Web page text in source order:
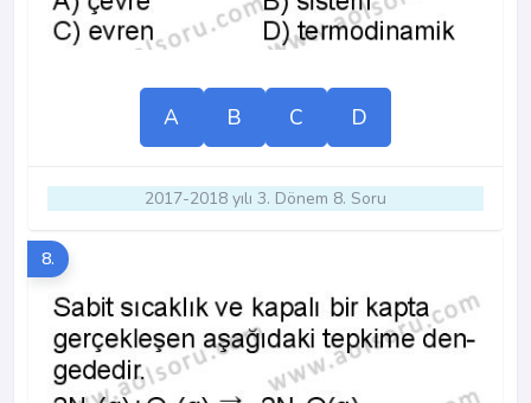
A B C D
2017-2018 yılı 3. Dönem 8. Soru
8.